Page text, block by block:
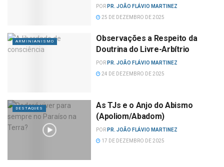
POR PR. JOÃO FLÁVIO MARTINEZ
25 DE DEZEMBRO DE 2025
ARMINIANISMO
Observações a Respeito da
Doutrina do Livre-Arbítrio
POR PR. JOÃO FLÁVIO MARTINEZ
24 DE DEZEMBRO DE 2025
DESTAQUES
As TJs e o Anjo do Abismo
(Apoliom/Abadom)
POR PR. JOÃO FLÁVIO MARTINEZ
17 DE DEZEMBRO DE 2025